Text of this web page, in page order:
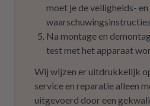
moet je de veiligheids- en
Na montage en
test met het apparaat
Wij wijzen er uitdrukkelijk
service en reparatie alleen
uitgevoerd door een